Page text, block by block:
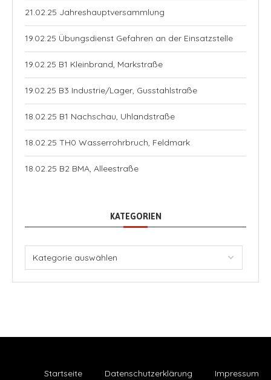
21.02.25 Jahreshauptversammlung
19.02.25 Übungsdienst Gefahren an der Einsatzstelle
19.02.25 B1 Kleinbrand, Markstraße
19.02.25 B3 Industrie/Lager, Gusstahlstraße
18.02.25 B1 Nachschau, Uhlandstraße
18.02.25 TH0 Wasserrohrbruch, Feldmark
18.02.25 B2 BMA, Alleestraße
KATEGORIEN
Startseite Datenschutzerklärung Impressum